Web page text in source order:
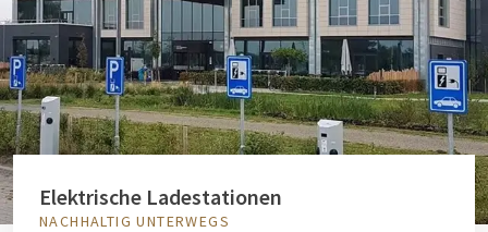
Elektrische Ladestationen
NACHHALTIG UNTERWEGS